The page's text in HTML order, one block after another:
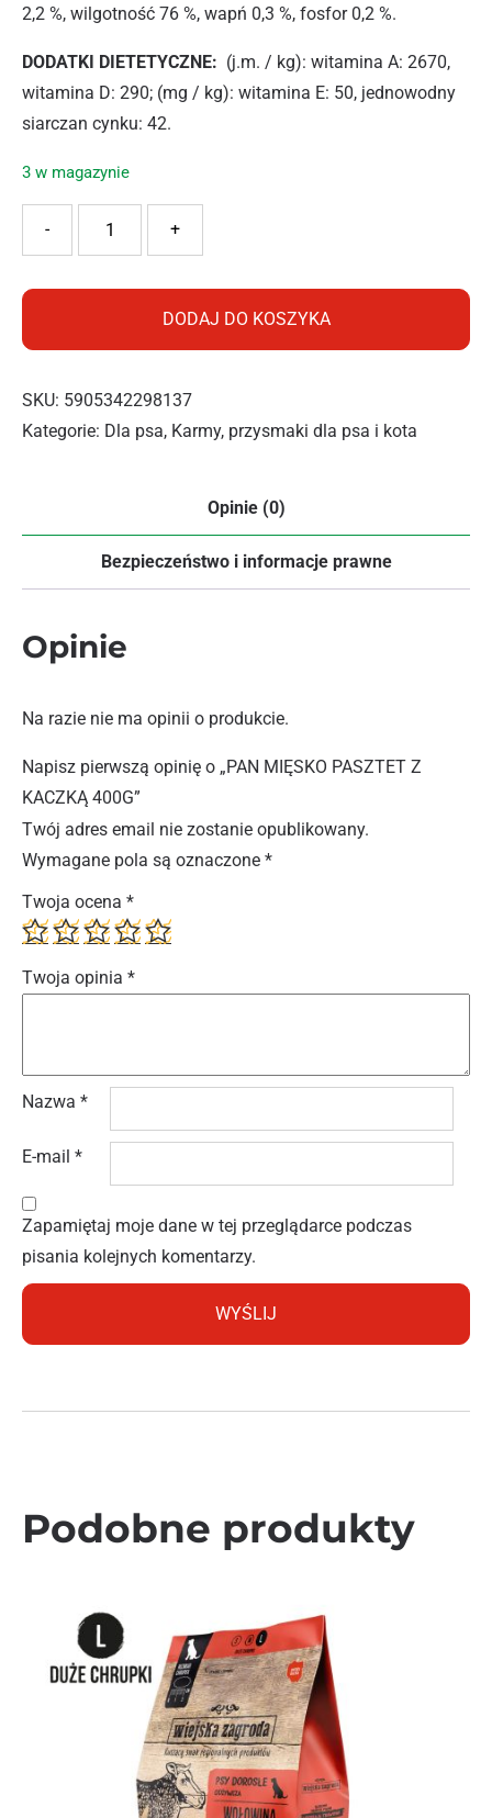
2,2 %, wilgotność 76 %, wapń 0,3 %, fosfor 0,2 %.
DODATKI DIETETYCZNE: (j.m. / kg): witamina A: 2670,
witamina D: 290; (mg / kg): witamina E: 50, jednowodny
siarczan cynku: 42.
3 w magazynie
+
-
DODAJ DO KOSZYKA
SKU: 5905342298137
Kategorie: Dla psa, Karmy, przysmaki dla psa i kota
Opinie (0)
Bezpieczeństwo i informacje prawne
Opinie
Na razie nie ma opinii o produkcie.
Napisz pierwszą opinię o „PAN MIĘSKO PASZTET Z
KACZKĄ 400G”
Twój adres email nie zostanie opublikowany.
Wymagane pola są oznaczone *
Twoja ocena *
Twoja opinia *
Nazwa *
E-mail *
Zapamiętaj moje dane w tej przeglądarce podczas
pisania kolejnych komentarzy.
Podobne produkty